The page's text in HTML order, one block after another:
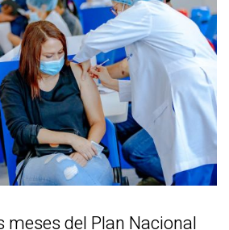
meses del Plan Nacional